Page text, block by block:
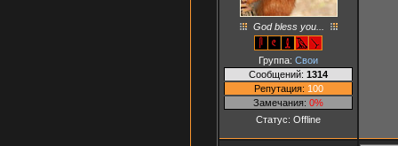
God bless you...
Группа: Свои
Сообщений: 1314
Репутация: 100
Замечания: 0%
Статус: Offline